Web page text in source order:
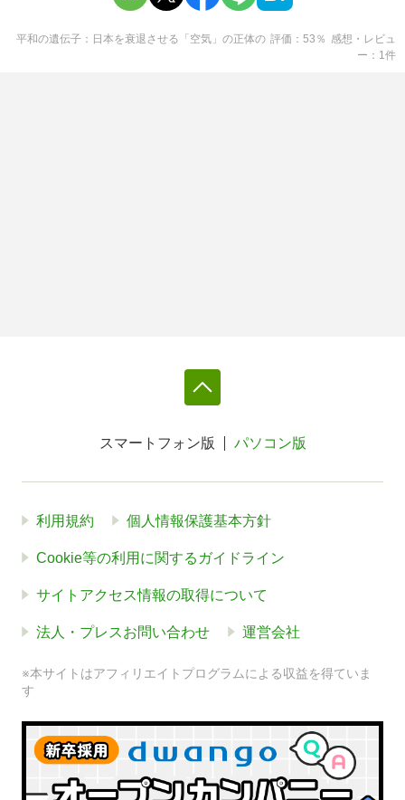
平和の遺伝子：日本を衰退させる「空気」の正体の 評価 53 ％ 感想・レビュ
ー
1 件
スマートフォン版 パソコン版
利用規約 個人情報保護基本方針
Cookie等の利用に関するガイドライン
サイトアクセス情報の取得について
法人・プレスお問い合わせ 運営会社
※本サイトはアフィリエイトプログラムによる収益を得ていま
す